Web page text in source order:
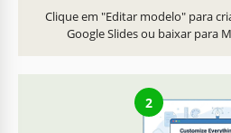
Clique em "Editar modelo" para
Google Slides ou baixar para
2